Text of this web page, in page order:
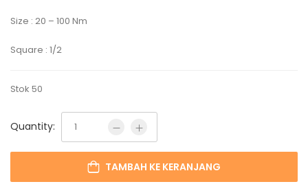
Size : 20 – 100 Nm
Square : 1/2
Stok 50
Quantity:
TAMBAH KE KERANJANG